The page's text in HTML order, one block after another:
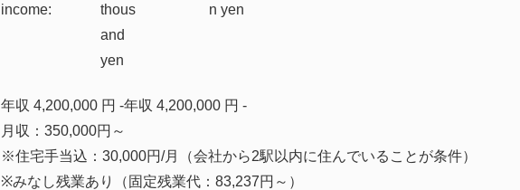
income:
thous
and
yen
n yen
年収 4,200,000 円 -年収 4,200,000 円 -
月収：350,000円～
※住宅手当込：30,000円/月（会社から2駅以内に住んでいることが条件）
※みなし残業あり（固定残業代：83,237円～）